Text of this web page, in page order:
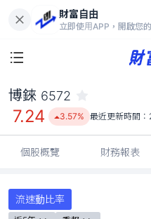
財富自由
立即使用APP，開啟您
7.24
博錸 6572
7.24 3.57% 最近更新時間：
個股概覽 財務報表
流速動比率